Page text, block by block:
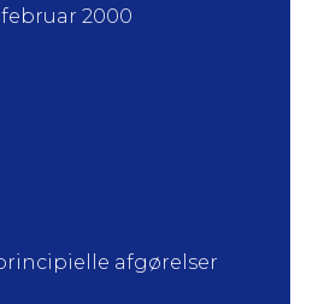
2000
afgørelser